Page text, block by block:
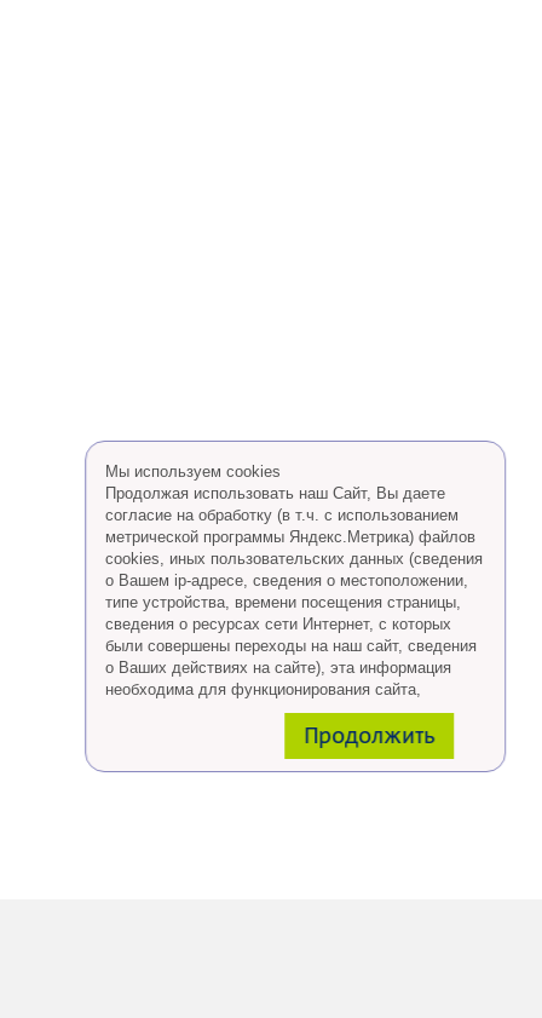
Мы используем cookies
Продолжая использовать наш Сайт, Вы даете
согласие на обработку (в т.ч. с использованием
метрической программы Яндекс.Метрика) файлов
cookies, иных пользовательских данных (сведения
о Вашем ip-адресе, сведения о местоположении,
типе устройства, времени посещения страницы,
сведения о ресурсах сети Интернет, с которых
были совершены переходы на наш сайт, сведения
о Ваших действиях на сайте), эта информация
необходима для функционирования сайта,
проведения ретаргетинга, а также статистических
Eсли Вы согласны, продолжайте пользоваться
сайтом, если Вы не хотите, чтобы Ваши данные
Продолжить